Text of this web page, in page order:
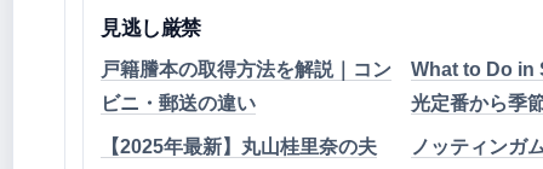
見逃し厳禁
戸籍謄本の取得方法を解説｜コン
ビニ・郵送の違い
What to Do in
光定番から季
【2025年最新】丸山桂里奈の夫
ノッティンガ